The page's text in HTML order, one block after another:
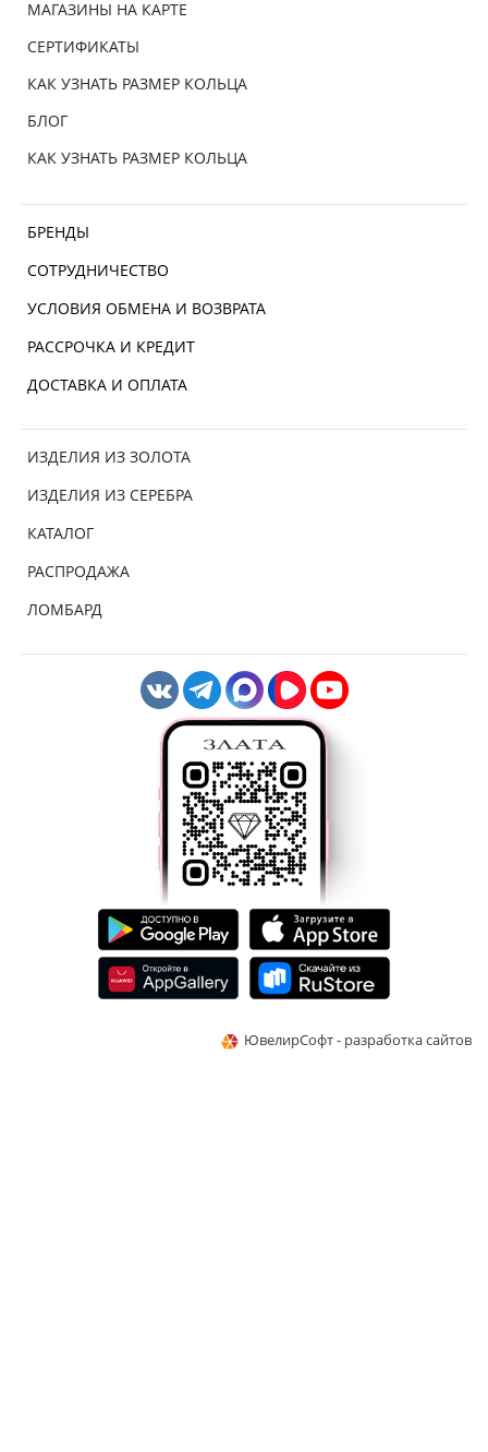
МАГАЗИНЫ НА КАРТЕ
СЕРТИФИКАТЫ
КАК УЗНАТЬ РАЗМЕР КОЛЬЦА
БЛОГ
КАК УЗНАТЬ РАЗМЕР КОЛЬЦА
БРЕНДЫ
СОТРУДНИЧЕСТВО
УСЛОВИЯ ОБМЕНА И ВОЗВРАТА
РАССРОЧКА И КРЕДИТ
ДОСТАВКА И ОПЛАТА
ИЗДЕЛИЯ ИЗ ЗОЛОТА
ИЗДЕЛИЯ ИЗ СЕРЕБРА
КАТАЛОГ
РАСПРОДАЖА
ЛОМБАРД
ЮвелирСофт - разработка сайтов